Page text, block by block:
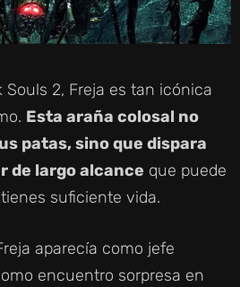
Souls 2, Freja es tan icónica
Esta araña colosal no
patas, sino que dispara
de largo alcance que puede
suficiente vida.
aparecía como jefe
encuentro sorpresa en